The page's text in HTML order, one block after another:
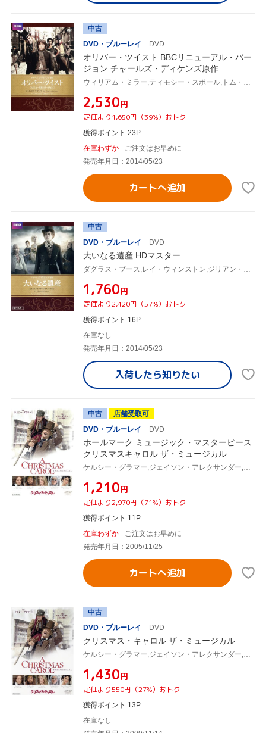
中古
DVD・ブルーレイ
DVD
オリバー・ツイスト BBCリニューアル・バー
ジョン チャールズ・ディケンズ原作
¥2,530円
定価より1,650円（39%）おトク
獲得ポイント 23P
在庫わずか
ご注文はお早めに
発売年月日：2014/05/23
カートへ追加
中古
DVD・ブルーレイ
DVD
大いなる遺産 HDマスター
¥1,760円
定価より2,420円（57%）おトク
獲得ポイント 16P
在庫なし
発売年月日：2014/05/23
入荷したら知りたい
中古
店舗受取可
DVD・ブルーレイ
DVD
ホールマーク ミュージック・マスターピース
クリスマスキャロル ザ・ミュージカル
¥1,210円
定価より2,970円（71%）おトク
獲得ポイント 11P
在庫わずか
ご注文はお早めに
発売年月日：2005/11/25
カートへ追加
中古
DVD・ブルーレイ
DVD
クリスマス・キャロル ザ・ミュージカル
¥1,430円
定価より550円（27%）おトク
獲得ポイント 13P
在庫なし